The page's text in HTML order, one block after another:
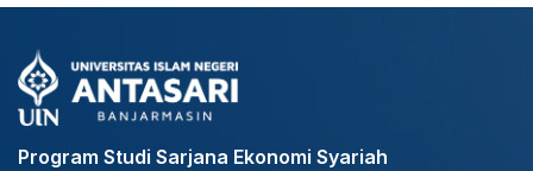
Program Studi Sarjana Ekonomi Syariah